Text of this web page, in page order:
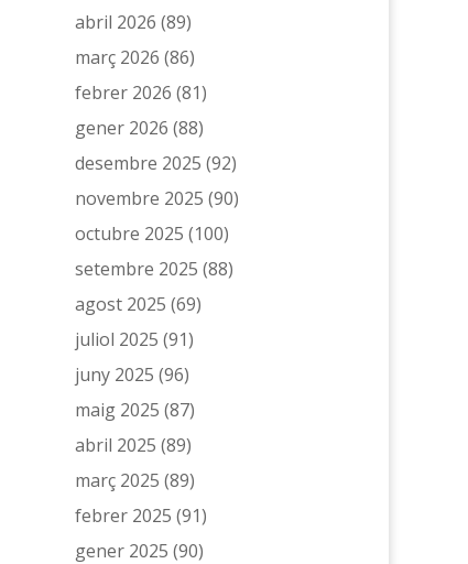
abril 2026 (89)
març 2026 (86)
febrer 2026 (81)
gener 2026 (88)
desembre 2025 (92)
novembre 2025 (90)
octubre 2025 (100)
setembre 2025 (88)
agost 2025 (69)
juliol 2025 (91)
juny 2025 (96)
maig 2025 (87)
abril 2025 (89)
març 2025 (89)
febrer 2025 (91)
gener 2025 (90)